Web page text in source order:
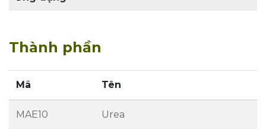
Thành phần
Mã Tên
MAE10 Urea